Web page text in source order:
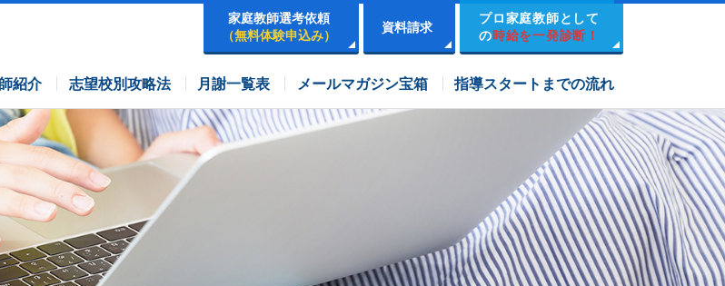
家庭教師選考依頼
（無料体験申込み）
資料請求
プロ家庭教師として
の時給を一発診断！
四谷大塚コース 市進学院コース
紹介 志望校別攻略法 月謝一覧表 メールマガジン宝箱 指導スタートまでの流れ